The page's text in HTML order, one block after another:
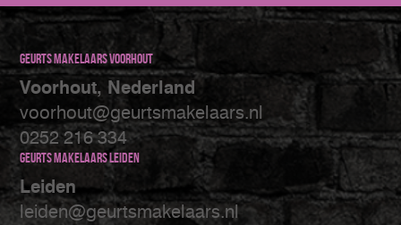
Geurts makelaars Voorhout
Voorhout, Nederland
voorhout@geurtsmakelaars.nl
0252 216 334
Geurts makelaars Leiden
Leiden
leiden@geurtsmakelaars.nl